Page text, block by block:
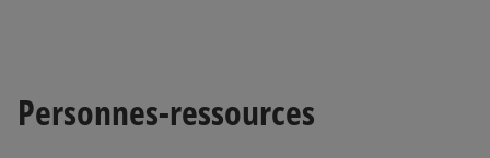
Personnes-ressources